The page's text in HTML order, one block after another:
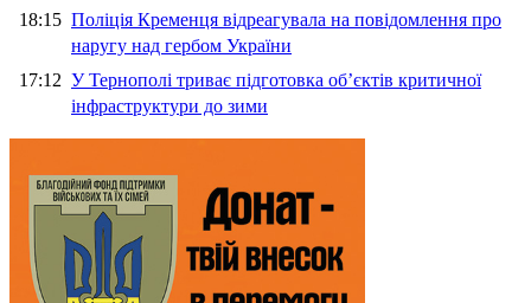
18:15 Поліція Кременця відреагувала на повідомлення про
наругу над гербом України
17:12 У Тернополі триває підготовка об’єктів критичної
інфраструктури до зими